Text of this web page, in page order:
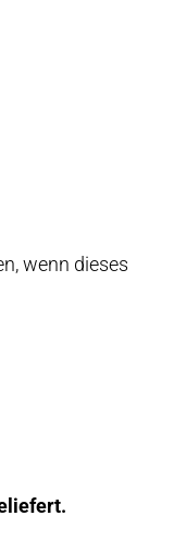
wenn dieses